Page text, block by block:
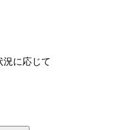
況に応じて